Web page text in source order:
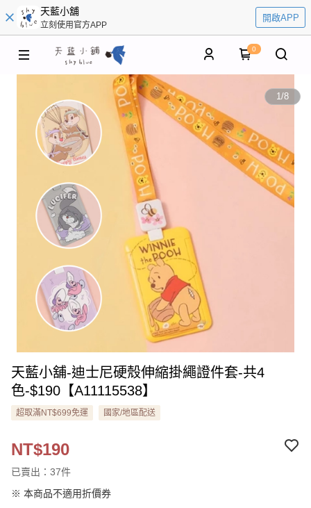
天藍小舖
立刻使用官方APP
開啟APP
0
1/8
天藍小舖-迪士尼硬殼伸縮掛繩證件套-共4
色-$190【A11115538】
超取滿NT$699免運 國家/地區配送
NT$190
已賣出：37件
※ 本商品不適用折價券